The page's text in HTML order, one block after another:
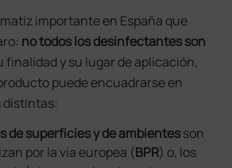
importante en España que
no todos los desinfectantes son
finalidad y su lugar de aplicación,
puede encuadrarse en
distintas:
de superficies y de ambientesson
por la vía europea (BPR) o, los